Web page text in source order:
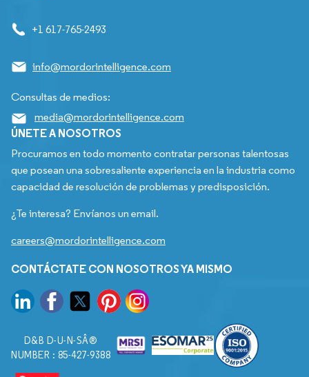
+1 617-765-2493
info@mordorintelligence.com
Consultas de medios:
media@mordorintelligence.com
ÚNETE A NOSOTROS
Procuramos en todo momento contratar personas talentosas
que posean una sobresaliente experiencia en la industria como
capacidad de resolución de problemas y predisposición.
¿Te interesa? Envíanos un email.
careers@mordorintelligence.com
CONTÁCTATE CON NOSOTROS YA MISMO
D&B D-U-N-SÂ®
NUMBER : 85-427-9388